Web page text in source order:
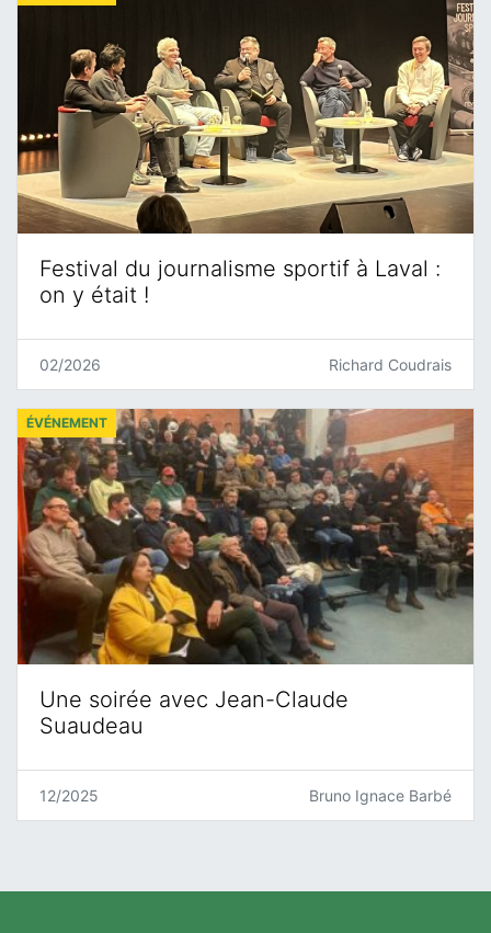
Festival du journalisme sportif à Laval :
on y était !
02/2026 Richard Coudrais
Une soirée avec Jean-Claude
Suaudeau
ÉVÉNEMENT
12/2025 Bruno Ignace Barbé